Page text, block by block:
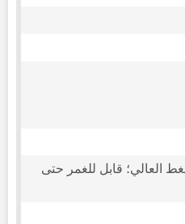
العالي؛ قابل للغمر حتى